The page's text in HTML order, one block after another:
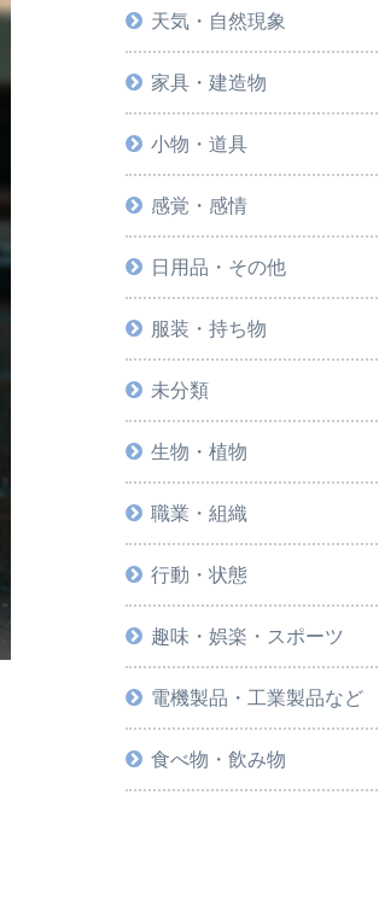
天気・自然現象
家具・建造物
小物・道具
感覚・感情
日用品・その他
服装・持ち物
未分類
生物・植物
職業・組織
行動・状態
趣味・娯楽・スポーツ
電機製品・工業製品など
食べ物・飲み物